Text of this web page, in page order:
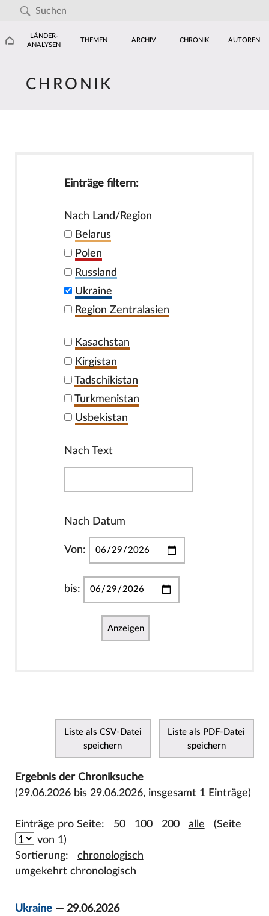
LÄNDER-
ANALYSEN
THEMEN ARCHIV CHRONIK AUTOREN
CHRONIK
Einträge filtern:
Nach Land/Region
Belarus
Polen
Russland
Ukraine
Region Zentralasien
Kasachstan
Kirgistan
Tadschikistan
Turkmenistan
Usbekistan
Nach Text
Nach Datum
Von:
bis:
Anzeigen
Liste als CSV-Datei
speichern
Liste als PDF-Datei
speichern
Ergebnis der Chroniksuche
(29.06.2026 bis 29.06.2026, insgesamt 1 Einträge)
Einträge pro Seite: 50 100 200 alle (Seite
von 1)
Sortierung: chronologisch
umgekehrt chronologisch
Ukraine— 29.06.2026